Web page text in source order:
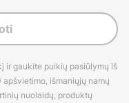
ir gaukite puikių pasiūlymų iš
išmaniųjų namų
nuolaidų, produktų